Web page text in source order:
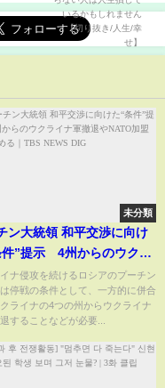
未分類
ン大統領 和平交渉に向け
件”提示 4州からのウクラ
撤退やNATO加盟放棄求め
NEWS DIG
ナ侵攻を続けるロシアのプーチン
停戦の条件として、一方的に併合
クライナの4つの州からウクライナ
することなどが必要...